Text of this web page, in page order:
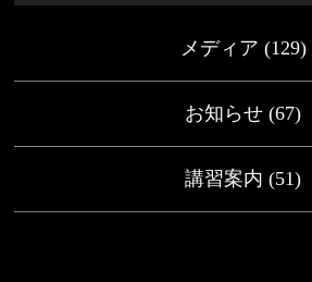
メディア (129)
お知らせ (67)
講習案内 (51)